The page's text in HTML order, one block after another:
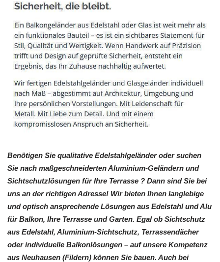
Benötigen Sie qualitative Edelstahlgeländer oder suchen
Sie nach maßgeschneiderten Aluminium-Geländern und
Sichtschutzlösungen für Ihre Terrasse ? Dann sind Sie bei
uns an der richtigen Adresse! Wir bieten Ihnen langlebige
und optisch ansprechende Lösungen aus Edelstahl und Alu
für Balkon, Ihre Terrasse und Garten. Egal ob Sichtschutz
aus Edelstahl, Aluminium-Sichtschutz, Terrassendächer
oder individuelle Balkonlösungen – auf unsere Kompetenz
aus Neuhausen (Fildern) können Sie bauen. Auch bei